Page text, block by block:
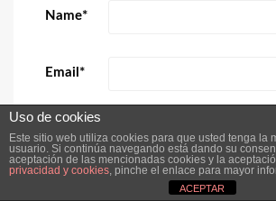
Name*
Email *
Uso de cookies
Este sitio web utiliza cookies para que usted tenga la
usuario. Si continúa navegando está dando su
aceptación de las mencionadas cookies y la
privacidad y cookies, pinche el enlace para mayor
ACEPTAR